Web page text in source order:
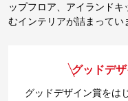
ップフロア、アイランド
むインテリアが詰まってい
グッドデ
グッドデザイン賞をは